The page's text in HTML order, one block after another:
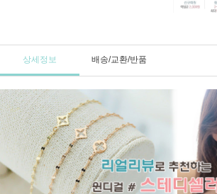
상세정보 배송/교환/반품